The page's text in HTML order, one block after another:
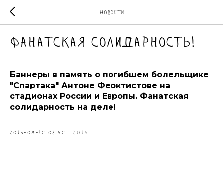
Новости
Фанатская солидарность!
Баннеры в память о погибшем болельщике
"Спартака" Антоне Феоктистове на
стадионах России и Европы. Фанатская
солидарность на деле!
2015-08-19 02:59 2015